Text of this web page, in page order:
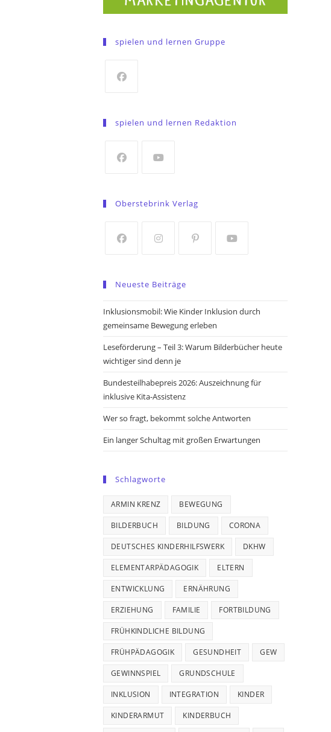
spielen und lernen Gruppe
a
tab
spielen und lernen Redaktion
a
tab
Oberstebrink Verlag
a
new
tab
new
tab
a
new
tab
new
tab
Neueste Beiträge
Inklusionsmobil: Wie Kinder Inklusion durch
gemeinsame Bewegung erleben
Leseförderung – Teil 3: Warum Bilderbücher heute
wichtiger sind denn je
Bundesteilhabepreis 2026: Auszeichnung für
inklusive Kita-Assistenz
Wer so fragt, bekommt solche Antworten
Ein langer Schultag mit großen Erwartungen
Schlagworte
ARMIN KRENZ BEWEGUNG
BILDERBUCH BILDUNG CORONA
DEUTSCHES KINDERHILFSWERK DKHW
ELEMENTARPÄDAGOGIK ELTERN
ENTWICKLUNG ERNÄHRUNG
ERZIEHUNG FAMILIE FORTBILDUNG
FRÜHKINDLICHE BILDUNG
FRÜHPÄDAGOGIK GESUNDHEIT GEW
GEWINNSPIEL GRUNDSCHULE
INKLUSION INTEGRATION KINDER
KINDERARMUT KINDERBUCH